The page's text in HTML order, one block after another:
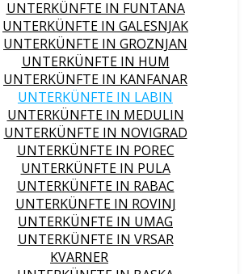
UNTERKÜNFTE IN FUNTANA
UNTERKÜNFTE IN GALESNJAK
UNTERKÜNFTE IN GROZNJAN
UNTERKÜNFTE IN HUM
UNTERKÜNFTE IN KANFANAR
UNTERKÜNFTE IN LABIN
UNTERKÜNFTE IN MEDULIN
UNTERKÜNFTE IN NOVIGRAD
UNTERKÜNFTE IN POREC
UNTERKÜNFTE IN PULA
UNTERKÜNFTE IN RABAC
UNTERKÜNFTE IN ROVINJ
UNTERKÜNFTE IN UMAG
UNTERKÜNFTE IN VRSAR
KVARNER